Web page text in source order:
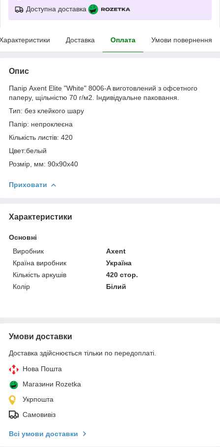
Доступна доставка
Доставка Оплата Умови повернення
Опис
Папір Axent Elite "White" 8006-A виготовлений з офсетного
паперу, щільністю 70 г/м2. Індивідуальне паковання.
Тип: без клейкого шару
Папір: непроклеєна
Кількість листів: 420
Цвет:белый
Розмір, мм: 90x90x40
Приховати
Характеристики
Основні
Виробник
Axent
Країна виробник
Україна
Кількість аркушів
420 стор.
Колір
Білий
Умови доставки
Доставка здійснюється тільки по передоплаті.
Нова Пошта
Магазини Rozetka
Укрпошта
Самовивіз
Всі умови доставки